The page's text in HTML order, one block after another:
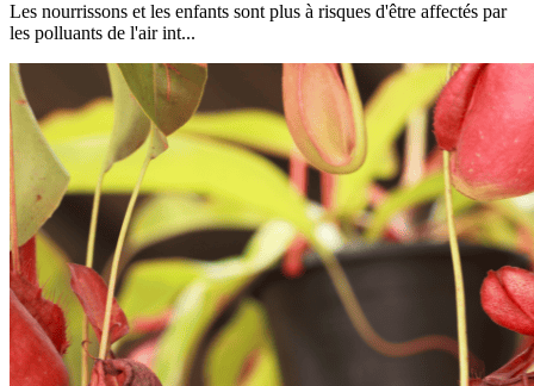
Les nourrissons et les enfants sont plus à risques d'être affectés par
les polluants de l'air int...